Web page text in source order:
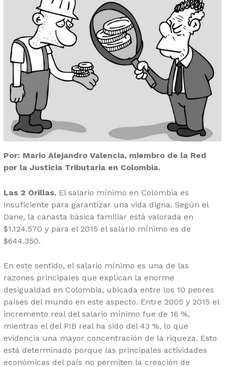
Por: Mario Alejandro Valencia, miembro de la Red
por la Justicia Tributaria en Colombia.
Las 2 Orillas. El salario mínimo en Colombia es
insuficiente para garantizar una vida digna. Según el
Dane, la canasta básica familiar está valorada en
$1.124.570 y para el 2015 el salario mínimo es de
$644.350.
En este sentido, el salario mínimo es una de las
razones principales que explican la enorme
desigualdad en Colombia, ubicada entre los 10 peores
países del mundo en este aspecto. Entre 2005 y 2015 el
incremento real del salario mínimo fue de 16 %,
mientras el del PIB real ha sido del 43 %, lo que
evidencia una mayor concentración de la riqueza. Esto
está determinado porque las principales actividades
económicas del país no permiten la creación de